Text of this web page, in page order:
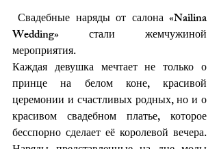
Свадебные наряды от салона «Nailina
Wedding» стали жемчужиной
мероприятия.
Каждая девушка мечтает не только о
принце на белом коне, красивой
церемонии и счастливых родных, но и о
красивом свадебном платье, которое
бесспорно сделает её королевой вечера.